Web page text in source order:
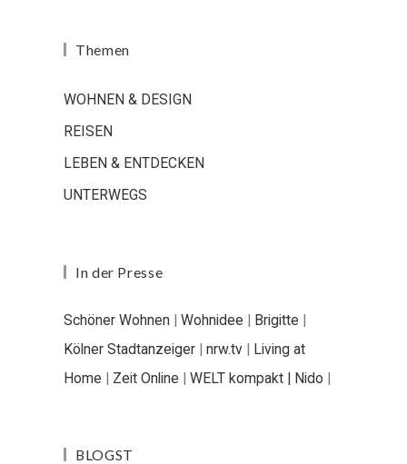
Themen
WOHNEN & DESIGN
REISEN
LEBEN & ENTDECKEN
UNTERWEGS
In der Presse
Schöner Wohnen | Wohnidee | Brigitte |
Kölner Stadtanzeiger | nrw.tv | Living at
Home | Zeit Online | WELT kompakt | Nido |
BLOGST